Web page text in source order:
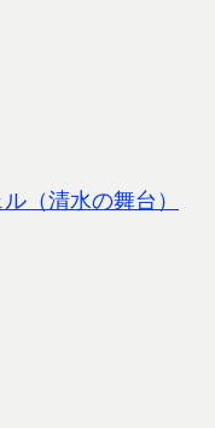
（清水の舞台）